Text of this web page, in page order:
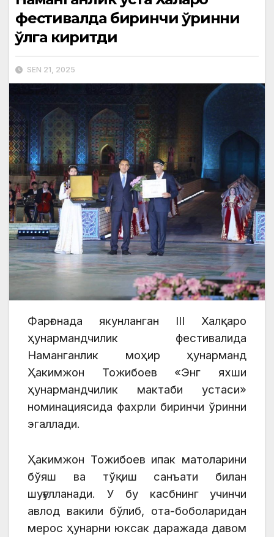
фестивалда биринчи ўринни
қўлга киритди
SEN 21, 2025
Фарғонада якунланган III Халқаро
ҳунармандчилик фестивалида
Наманганлик моҳир ҳунарманд
Ҳакимжон Тожибоев «Энг яхши
ҳунармандчилик мактаби устаси»
номинациясида фахрли биринчи ўринни
эгаллади.
Ҳакимжон Тожибоев ипак матоларини
бўяш ва тўқиш санъати билан
шуғулланади. У бу касбнинг учинчи
авлод вакили бўлиб, ота-боболаридан
мерос ҳунарни юксак даражада давом